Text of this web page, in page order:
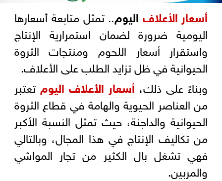
أسعار الأعلاف اليوم.. تمثل متابعة أسعارها
اليومية ضرورة لضمان استمرارية الإنتاج
واستقرار أسعار اللحوم ومنتجات الثروة
الحيوانية في ظل تزايد الطلب على الأعلاف.
وبناءً على ذلك، أسعار الأعلاف اليوم تعتبر
من العناصر الحيوية والهامة في قطاع الثروة
الحيوانية والداجنة، حيث تمثل النسبة الأكبر
من تكاليف الإنتاج في هذا المجال، وبالتالي
فهي تشغل بال الكثير من تجار المواشي
والمربين.